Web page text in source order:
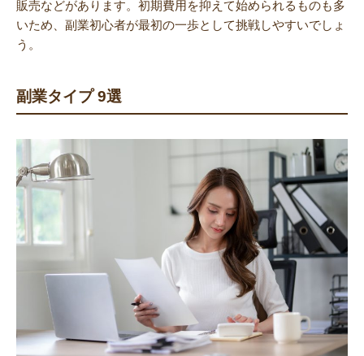
販売などがあります。初期費用を抑えて始められるものも多
いため、副業初心者が最初の一歩として挑戦しやすいでしょ
う。
副業タイプ 9選